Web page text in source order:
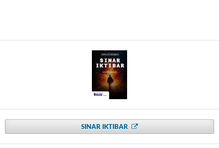
SINAR IKTIBAR